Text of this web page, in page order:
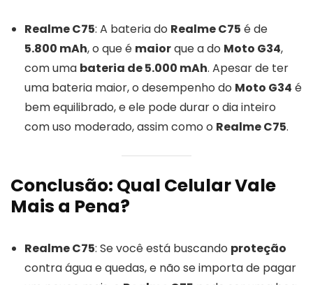
Realme C75: A bateria do Realme C75 é de
5.800 mAh, o que é maiorque a do Moto G34,
com uma bateria de 5.000 mAh. Apesar de ter
uma bateria maior, o desempenho do Moto G34 é
bem equilibrado, e ele pode durar o dia inteiro
com uso moderado, assim como o Realme C75.
Conclusão: Qual Celular Vale
Mais a Pena?
Realme C75: Se você está buscando proteção
contra água e quedas, e não se importa de pagar